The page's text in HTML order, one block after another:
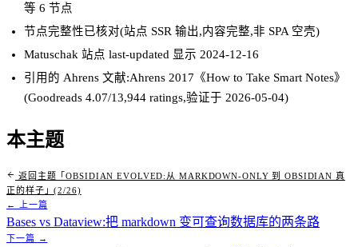
等 6 节点
节点完整性已核对(站点 SSR 输出,内容完整,非 SPA 空壳)
Matuschak 站点 last-updated 显示 2024-12-16
引用的 Ahrens 文献:Ahrens 2017《How to Take Smart Notes》
(Goodreads 4.07/13,944 ratings,验证于 2026-05-04)
本主题
返回主题「OBSIDIAN EVOLVED:从 MARKDOWN-ONLY 到 OBSIDIAN 真
正的样子」(2/26)
← 上一篇
Bases vs Dataview:把 markdown 变可查询数据库的两条路
下一篇 →